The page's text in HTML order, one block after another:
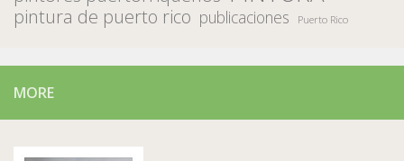
pintura de puerto rico publicaciones Puerto Rico
MORE